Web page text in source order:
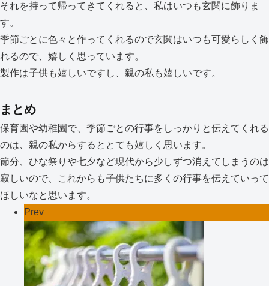
それを持って帰ってきてくれると、私はいつも玄関に飾りま
す。
季節ごとに色々と作ってくれるので玄関はいつも可愛らしく飾
れるので、嬉しく思っています。
製作は子供も嬉しいですし、親の私も嬉しいです。
まとめ
保育園や幼稚園で、季節ごとの行事をしっかりと伝えてくれる
のは、親の私からするととても嬉しく思います。
節分、ひな祭りや七夕など現代から少しずつ消えてしまうのは
寂しいので、これからも子供たちに多くの行事を伝えていって
ほしいなと思います。
Prev